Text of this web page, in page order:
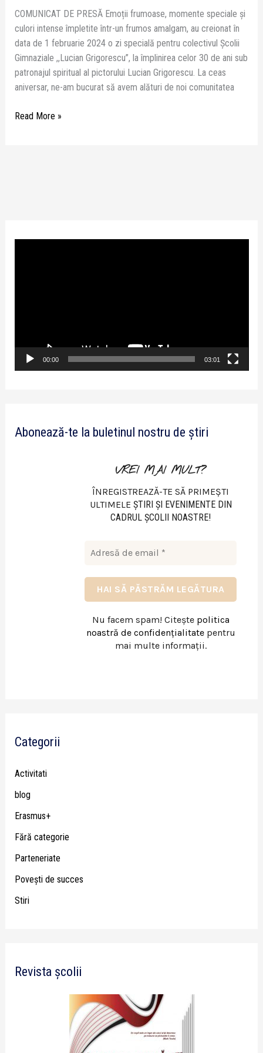
COMUNICAT DE PRESĂ Emoții frumoase, momente speciale și
culori intense împletite într-un frumos amalgam, au creionat în
data de 1 februarie 2024 o zi specială pentru colectivul Școlii
Gimnaziale ,,Lucian Grigorescu”, la împlinirea celor 30 de ani sub
patronajul spiritual al pictorului Lucian Grigorescu. La ceas
aniversar, ne-am bucurat să avem alături de noi comunitatea
Read More »
o
00:00 03:01
Abonează-te la buletinul nostru de știri
VREI MAI MULT?
ÎNREGISTREAZĂ-TE SĂ PRIMEȘTI
ULTIMELE ŞTIRI ŞI EVENIMENTE DIN
CADRUL ŞCOLII NOASTRE!
Nu facem spam! Citește politica
noastră de confidențialitatepentru
mai multe informații.
Categorii
Activitati
blog
Erasmus+
Fără categorie
Parteneriate
Poveşti de succes
Stiri
Revista școlii